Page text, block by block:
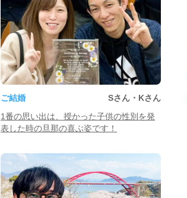
ご結婚
Sさん・Kさん
1番の思い出は、授かった子供の性別を発
表した時の旦那の喜ぶ姿です！